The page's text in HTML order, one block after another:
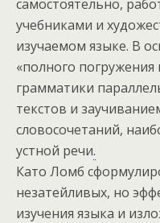
самостоятельно,
учебниками и
изучаемом языке. В
«полного погружения
грамматики
текстов и
словосочетаний,
устной речи.
Като Ломб
незатейливых, но
изучения языка и